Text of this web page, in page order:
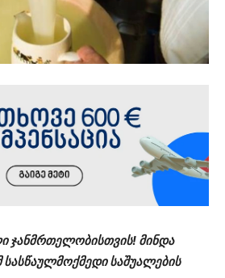
ჯანმრთელობისთვის! მინდა
სასწაულმოქმედი საშუალების